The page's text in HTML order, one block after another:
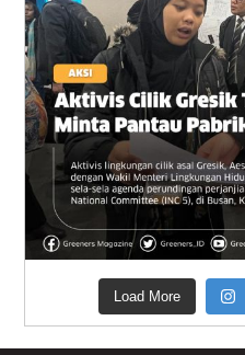
Load More